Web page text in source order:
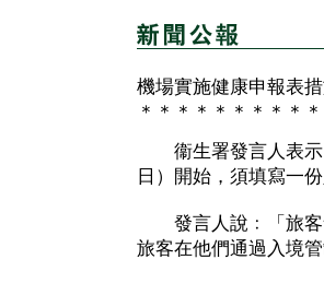
機場實施健康申報表措
＊＊＊＊＊＊＊＊＊
衞生署發言人表示
日）開始，須填寫一
發言人說﹕「旅客
旅客在他們通過入境